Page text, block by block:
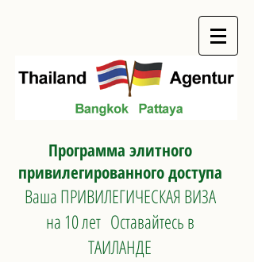
Программа элитного
привилегированного доступа
Ваша ПРИВИЛЕГИЧЕСКАЯ ВИЗА
на 10 лет Оставайтесь в
ТАИЛАНДЕ